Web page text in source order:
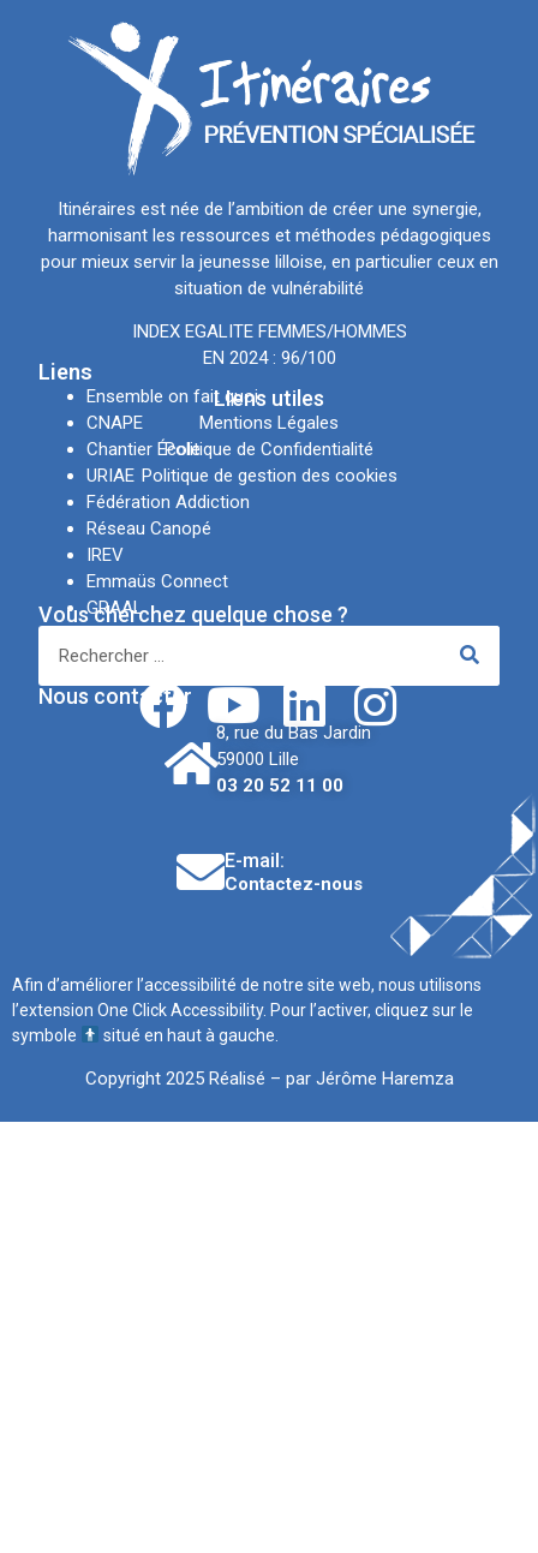
Itinéraires est née de l’ambition de créer une synergie,
harmonisant les ressources et méthodes pédagogiques
pour mieux servir la jeunesse lilloise, en particulier ceux en
situation de vulnérabilité
INDEX EGALITE FEMMES/HOMMES
EN 2024 : 96/100
LIens utiles
Mentions Légales
Politique de Confidentialité
Politique de gestion des cookies
Liens
Ensemble on fait quoi
CNAPE
Chantier École
URIAE
Fédération Addiction
Réseau Canopé
IREV
Emmaüs Connect
GRAAL
Vous cherchez quelque chose ?
Nous contacter
8, rue du Bas Jardin
59000 Lille
03 20 52 11 00
E-mail:
Contactez-nous
Afin d’améliorer l’accessibilité de notre site web, nous utilisons
l’extension One Click Accessibility. Pour l’activer, cliquez sur le
symbole
situé en haut à gauche.
Copyright 2025 Réalisé – par Jérôme Haremza